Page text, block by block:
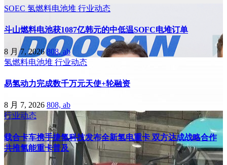
SOEC 氢燃料电池堆 行业动态
斗山燃料电池获1087亿韩元的中低温SOFC电堆订单
8 月 7, 2026808, ab
氢燃料电池堆 行业动态
易氢动力完成数千万元天使+轮融资
8 月 7, 2026 808, ab
行业动态
载合卡车携手捷氢科技发布全新氢电重卡 双方达成战略合作
共推氢能重卡普及